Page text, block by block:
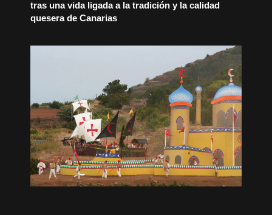
tras una vida ligada a la tradición y la calidad
quesera de Canarias